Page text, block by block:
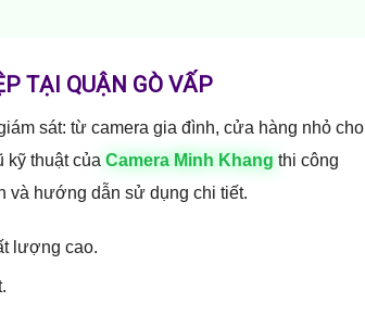
TẠI QUẬN GÒ VẤP
sát: từ camera gia đình, cửa hàng nhỏ cho
kỹ thuật của Camera Minh Khang thi công
và hướng dẫn sử dụng chi tiết.
lượng cao.